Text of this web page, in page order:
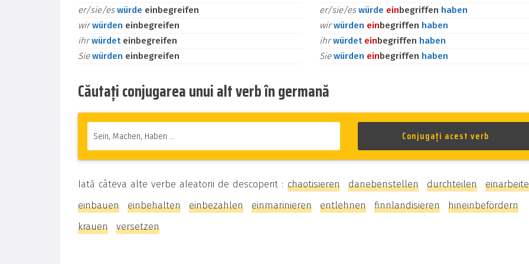
er/sie/eswürde einbegreifen
wirwürden einbegreifen
ihrwürdet einbegreifen
Siewürden einbegreifen
er/sie/eswürde einbegriffen haben
wirwürden einbegriffen haben
ihrwürdet einbegriffen haben
Siewürden einbegriffen haben
Căutați conjugarea unui alt verb în germană
Iată câteva alte verbe aleatorii de descoperit : chaotisieren danebenstellen durchteilen
einbauen
einbehalten einbezahlen einmarinieren entlehnen finnlandisieren
hineinbefördern
krauen
versetzen